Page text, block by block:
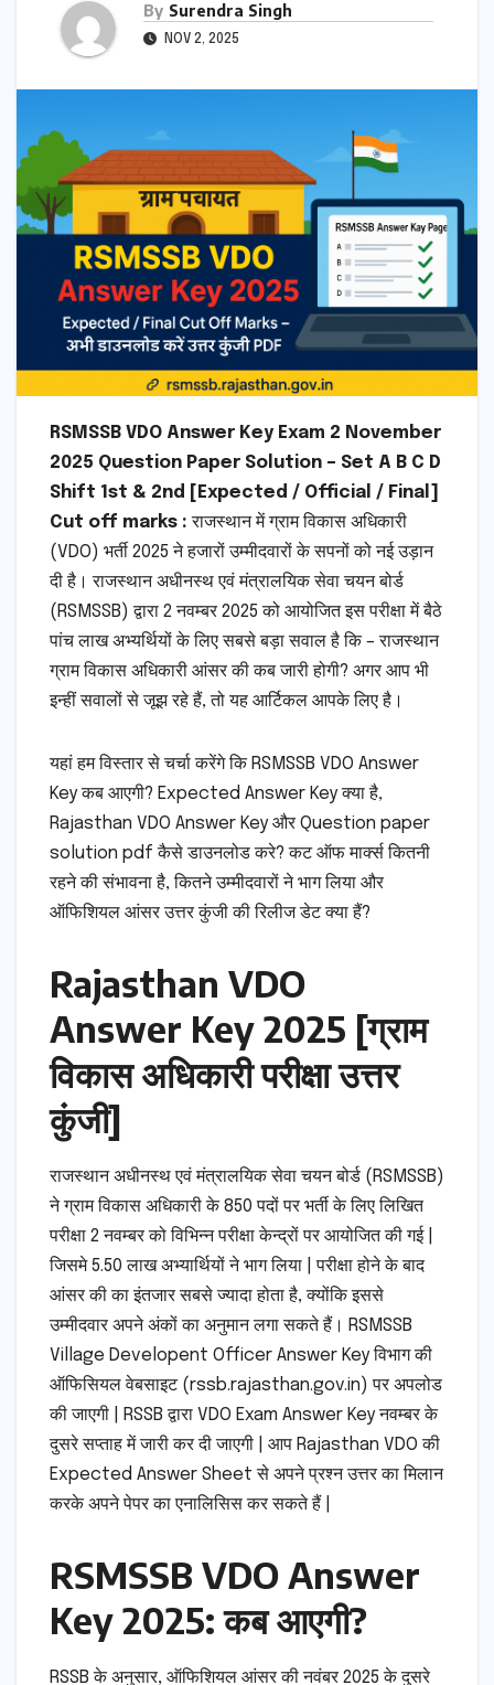
By Surendra Singh
NOV 2, 2025
RSMSSB VDO Answer Key Exam 2 November
2025 Question Paper Solution – Set A B C D
Shift 1st & 2nd [Expected / Official / Final]
Cut off marks : राजस्थान में ग्राम विकास अधिकारी
(VDO) भर्ती 2025 ने हजारों उम्मीदवारों के सपनों को नई उड़ान
दी है। राजस्थान अधीनस्थ एवं मंत्रालयिक सेवा चयन बोर्ड
(RSMSSB) द्वारा 2 नवम्बर 2025 को आयोजित इस परीक्षा में बैठे
पांच लाख अभ्यर्थियों के लिए सबसे बड़ा सवाल है कि – राजस्थान
ग्राम विकास अधिकारी आंसर की कब जारी होगी? अगर आप भी
इन्हीं सवालों से जूझ रहे हैं, तो यह आर्टिकल आपके लिए है।
यहां हम विस्तार से चर्चा करेंगे कि RSMSSB VDO Answer
Key कब आएगी? Expected Answer Key क्या है,
Rajasthan VDO Answer Key और Question paper
solution pdf कैसे डाउनलोड करे? कट ऑफ मार्क्स कितनी
रहने की संभावना है, कितने उम्मीदवारों ने भाग लिया और
ऑफिशियल आंसर उत्तर कुंजी की रिलीज डेट क्या हैं?
Rajasthan VDO
Answer Key 2025 [ग्राम
विकास अधिकारी परीक्षा उत्तर
कुंजी]
राजस्थान अधीनस्थ एवं मंत्रालयिक सेवा चयन बोर्ड (RSMSSB)
ने ग्राम विकास अधिकारी के 850 पदों पर भर्ती के लिए लिखित
परीक्षा 2 नवम्बर को विभिन्न परीक्षा केन्द्रों पर आयोजित की गई |
जिसमे 5.50 लाख अभ्यार्थियों ने भाग लिया | परीक्षा होने के बाद
आंसर की का इंतजार सबसे ज्यादा होता है, क्योंकि इससे
उम्मीदवार अपने अंकों का अनुमान लगा सकते हैं। RSMSSB
Village Developent Officer Answer Key विभाग की
ऑफिसियल वेबसाइट (rssb.rajasthan.gov.in) पर अपलोड
की जाएगी | RSSB द्वारा VDO Exam Answer Key नवम्बर के
दुसरे सप्ताह में जारी कर दी जाएगी | आप Rajasthan VDO की
Expected Answer Sheet से अपने प्रश्न उत्तर का मिलान
करके अपने पेपर का एनालिसिस कर सकते हैं |
RSMSSB VDO Answer
Key 2025: कब आएगी?
RSSB के अनुसार, ऑफिशियल आंसर की नवंबर 2025 के दुसरे